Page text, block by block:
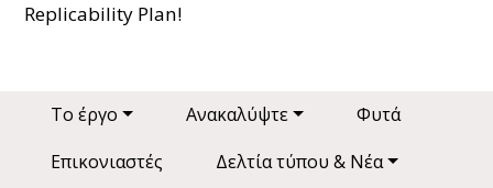
Replicability Plan!
Main navigation
Το έργο Ανακαλύψτε
Φυτά
Επικονιαστές
Δελτία τύπου & Νέα